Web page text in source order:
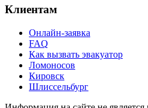
Клиентам
Онлайн-заявка
FAQ
Как вызвать эвакуатор
Ломоносов
Кировск
Шлиссельбург